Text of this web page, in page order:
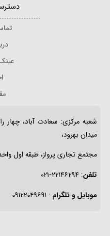
شعبه مرکزی: سعادت آباد، چهار
میدان بهرود،
مجتمع تجاری پرواز، طبقه اول واحد
تلفن: 22146294-021
موبایل و تلگرام : 09122049691